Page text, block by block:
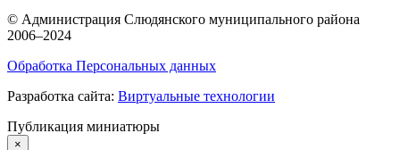
© Администрация Слюдянского муниципального района
2006–2024
Обработка Персональных данных
Разработка сайта: Виртуальные технологии
Публикация миниатюры
×